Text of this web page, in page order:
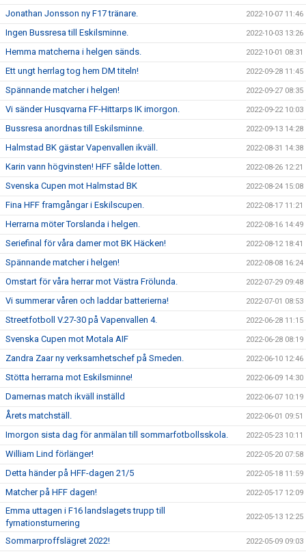
Jonathan Jonsson ny F17 tränare. 2022-10-07 11:46
Ingen Bussresa till Eskilsminne. 2022-10-03 13:26
Hemma matcherna i helgen sänds. 2022-10-01 08:31
Ett ungt herrlag tog hem DM titeln! 2022-09-28 11:45
Spännande matcher i helgen! 2022-09-27 08:35
Vi sänder Husqvarna FF-Hittarps IK imorgon. 2022-09-22 10:03
Bussresa anordnas till Eskilsminne. 2022-09-13 14:28
Halmstad BK gästar Vapenvallen ikväll. 2022-08-31 14:38
Karin vann högvinsten! HFF sålde lotten. 2022-08-26 12:21
Svenska Cupen mot Halmstad BK 2022-08-24 15:08
Fina HFF framgångar i Eskilscupen. 2022-08-17 11:21
Herrarna möter Torslanda i helgen. 2022-08-16 14:49
Seriefinal för våra damer mot BK Häcken! 2022-08-12 18:41
Spännande matcher i helgen! 2022-08-08 16:24
Omstart för våra herrar mot Västra Frölunda. 2022-07-29 09:48
Vi summerar våren och laddar batterierna! 2022-07-01 08:53
Streetfotboll V.27-30 på Vapenvallen 4. 2022-06-28 11:15
Svenska Cupen mot Motala AIF 2022-06-28 08:19
Zandra Zaar ny verksamhetschef på Smeden. 2022-06-10 12:46
Stötta herrarna mot Eskilsminne! 2022-06-09 14:30
Damernas match ikväll inställd 2022-06-07 10:19
Årets matchställ. 2022-06-01 09:51
Imorgon sista dag för anmälan till sommarfotbollsskola. 2022-05-23 10:11
William Lind förlänger! 2022-05-20 07:58
Detta händer på HFF-dagen 21/5 2022-05-18 11:59
Matcher på HFF dagen! 2022-05-17 12:09
Emma uttagen i F16 landslagets trupp till
fyrnationsturnering
2022-05-13 12:25
Sommarproffslägret 2022! 2022-05-09 09:03